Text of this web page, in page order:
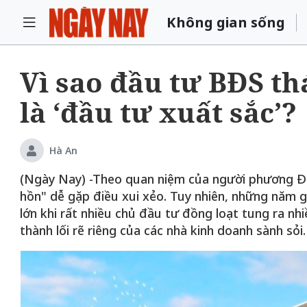
Không gian sống
Vì sao đầu tư BĐS
là ‘đầu tư xuất sắc’? ​
Hà An
(Ngày Nay) -Theo quan niệm của người phương
hồn" dễ gặp điều xui xẻo. Tuy nhiên, những
lớn khi rất nhiều chủ đầu tư đồng loạt tung ra
thành lối rẽ riêng của các nhà kinh doanh sành sỏi.